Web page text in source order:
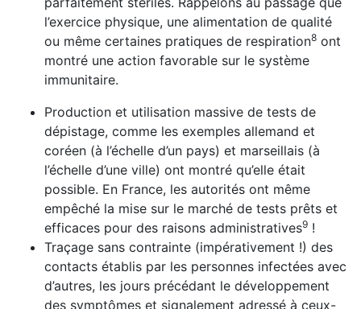
l’exercice physique, une alimentation de qualité
ou même certaines pratiques de respiration8 ont
montré une action favorable sur le système
immunitaire.
Production et utilisation massive de tests de
dépistage, comme les exemples allemand et
coréen (à l’échelle d’un pays) et marseillais (à
l’échelle d’une ville) ont montré qu’elle était
possible. En France, les autorités ont même
empêché la mise sur le marché de tests prêts et
efficaces pour des raisons administratives9 !
Traçage sans contrainte (impérativement !) des
contacts établis par les personnes infectées avec
d’autres, les jours précédant le développement
des symptômes et signale­ment adressé à ceux-